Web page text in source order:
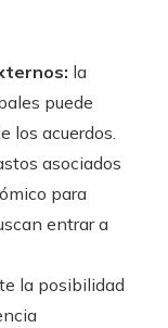
la
puede
los acuerdos.
asociados
para
entrar a
la posibilidad